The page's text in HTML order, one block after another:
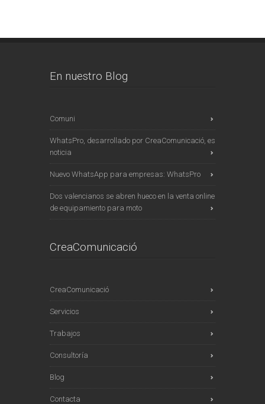
En nuestro Blog
Comuni
WhatsPro, desarrollado por CreaComunicació, es
noticia
Nuevo WhatsApp para empresas: WhatsPro
Dos valencianos se abren hueco en la venta online
de equipamiento para moto
CreaComunicació
CreaComunicació
Servicios
Trabajos
Consultoría
Blog
Contacta